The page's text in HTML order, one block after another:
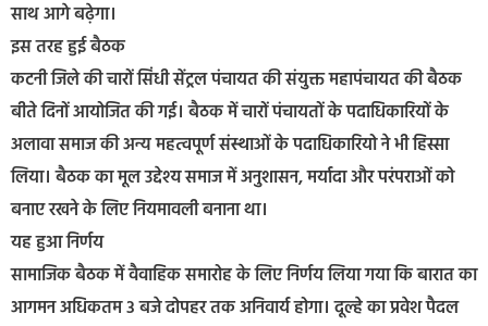
साथ आगे बढ़ेगा।
इस तरह हुई बैठक
कटनी जिले की चारों सिंधी सेंट्रल पंचायत की संयुक्त महापंचायत की बैठक
बीते दिनों आयोजित की गई। बैठक में चारों पंचायतों के पदाधिकारियों के
अलावा समाज की अन्य महत्वपूर्ण संस्थाओं के पदाधिकारियो ने भी हिस्सा
लिया। बैठक का मूल उद्देश्य समाज में अनुशासन, मर्यादा और परंपराओं को
बनाए रखने के लिए नियमावली बनाना था।
यह हुआ निर्णय
सामाजिक बैठक में वैवाहिक समारोह के लिए निर्णय लिया गया कि बारात का
आगमन अधिकतम 3 बजे दोपहर तक अनिवार्य होगा। दूल्हे का प्रवेश पैदल